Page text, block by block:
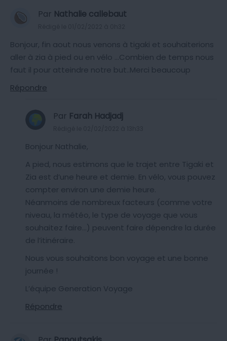
Par Nathalie callebaut
Bonjour, fin aout nous venons à tigaki et souhaiterions
aller à zia à pied ou en vélo …Combien de temps nous
faut il pour atteindre notre but..Merci beaucoup
Répondre
Par Farah Hadjadj
Bonjour Nathalie,
A pied, nous estimons que le trajet entre Tigaki et
Zia est d’une heure et demie. En vélo, vous pouvez
compter environ une demie heure.
Néanmoins de nombreux facteurs (comme votre
niveau, la météo, le type de voyage que vous
souhaitez faire…) peuvent faire dépendre la durée
de l’itinéraire.
Nous vous souhaitons bon voyage et une bonne
journée !
L’équipe Generation Voyage
Répondre